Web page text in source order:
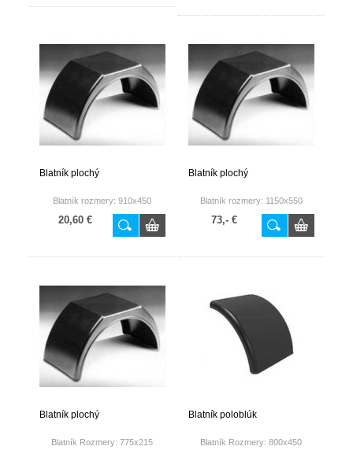
Blatník plochý
Blatník rozmery: 910x450
20,60 €
Blatník plochý
Blatník rozmery: 1150x550
73,- €
Blatník plochý
Blatník Rozmery: 775x215
Blatník poloblúk
Blatník Rozmery: 800x450